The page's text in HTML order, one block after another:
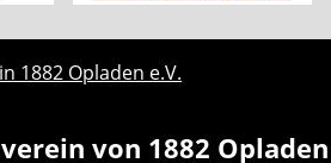
von 1882 Opladen